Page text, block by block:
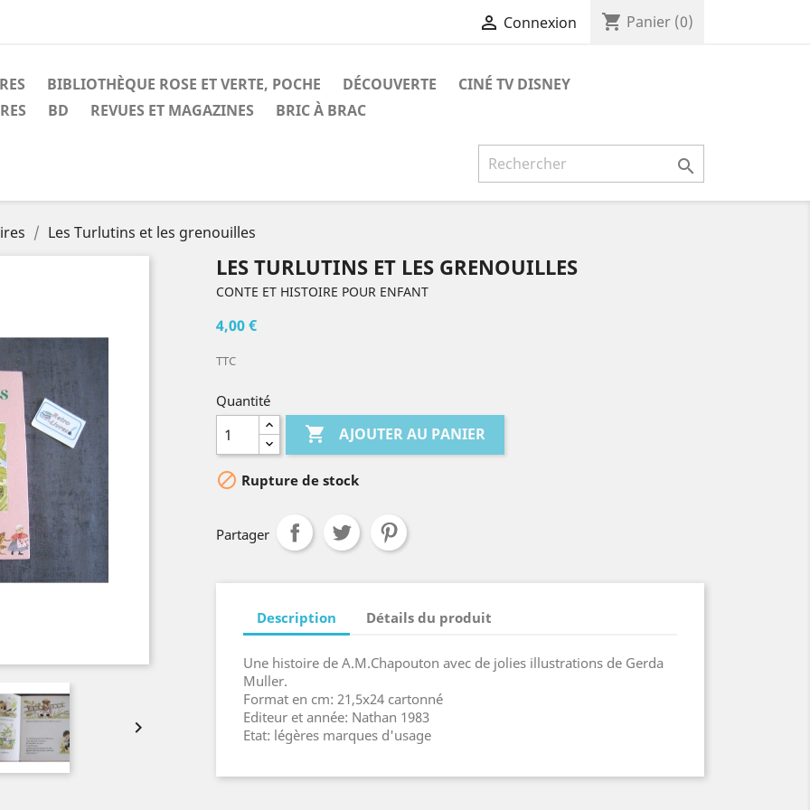
 Connexion shopping_cart Panier (0)
BIBLIOTHÈQUE ROSE ET VERTE, POCHE DÉCOUVERTE
CINÉ TV DISNEY
BD REVUES ET MAGAZINES BRIC À BRAC

Les Turlutins et les grenouilles

LES TURLUTINS ET LES GRENOUILLES
CONTE ET HISTOIRE POUR ENFANT
4,00 €
TTC
Quantité
 AJOUTER AU PANIER
 Rupture de stock
Partager
Description Détails du produit
Une histoire de A.M.Chapouton avec de jolies illustrations de Gerda
Muller.
Format en cm: 21,5x24 cartonné
Editeur et année: Nathan 1983
Etat: légères marques d'usage